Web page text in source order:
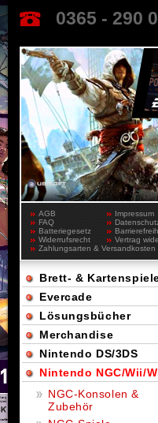
0365 - 290
AGB
Impressum
FAQ
Batteriegesetz
Widerrufsrecht
Vertrag
Zahlungsarten & Versandkosten
Brett- &
Evercade
Lösungsbücher
Merchandise
Nintendo DS/3DS
Nintendo NGC/Wii/
NGC-Konsolen &
Zubehör